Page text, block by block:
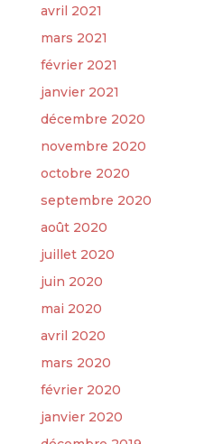
avril 2021
mars 2021
février 2021
janvier 2021
décembre 2020
novembre 2020
octobre 2020
septembre 2020
août 2020
juillet 2020
juin 2020
mai 2020
avril 2020
mars 2020
février 2020
janvier 2020